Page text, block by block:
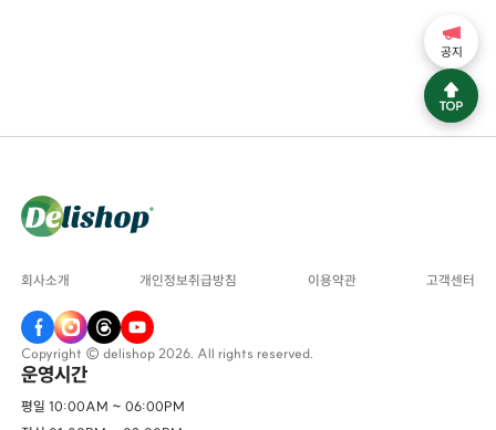
회사소개 개인정보취급방침 이용약관 고객센터
Copyright © delishop 2026. All rights reserved.
운영시간
평일 10:00AM ~ 06:00PM
공지